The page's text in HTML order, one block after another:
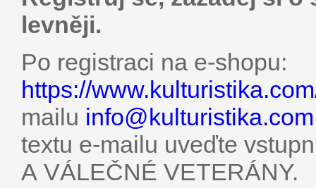
levněji.
Po registraci na e-shopu:
https://
mailu info@kulturistika.com
textu e-mailu uveďte
A VÁLEČNÉ VETERÁNY.